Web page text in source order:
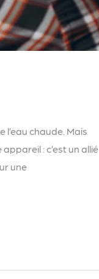
l’eau chaude. Mais
: c’est un allié
une